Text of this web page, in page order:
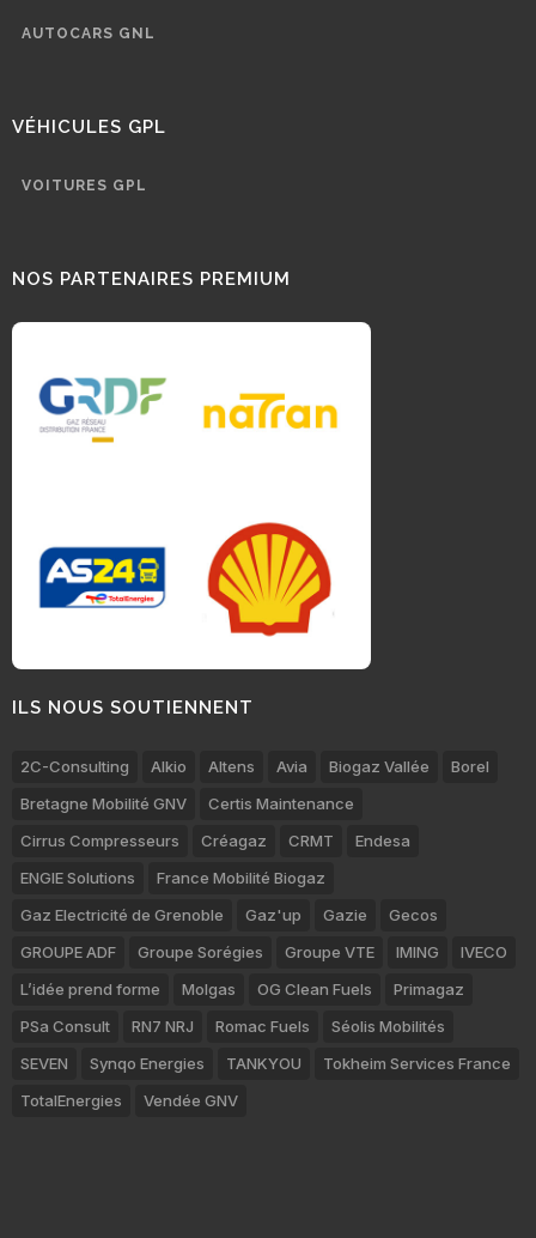
AUTOCARS GNL
VÉHICULES GPL
VOITURES GPL
NOS PARTENAIRES PREMIUM
ILS NOUS SOUTIENNENT
2C-Consulting Alkio Altens Avia Biogaz Vallée
Borel
Bretagne Mobilité GNV
Certis Maintenance
Cirrus Compresseurs
Créagaz CRMT
Endesa
ENGIE Solutions
France Mobilité Biogaz
Gaz Electricité de Grenoble
Gaz'up Gazie
Gecos
GROUPE ADF
Groupe Sorégies Groupe VTE IMING
IVECO
L’idée prend forme
Molgas OG Clean Fuels
Primagaz
PSa Consult
RN7 NRJ Romac Fuels
Séolis Mobilités
SEVEN
Synqo Energies TANKYOU
Tokheim Services France
TotalEnergies
Vendée GNV